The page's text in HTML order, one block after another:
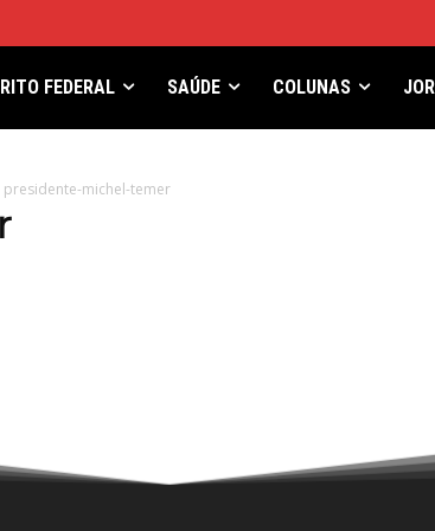
FEDERAL SAÚDE COLUNAS
presidente-michel-temer